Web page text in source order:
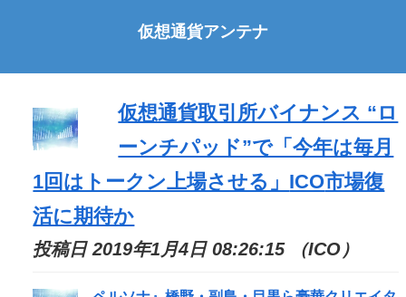
仮想通貨アンテナ
仮想通貨取引所バイナンス “ロ
ーンチパッド”で「今年は毎月
1回はトークン上場させる」 ICO市場復
活に期待か
投稿日 2019年1月4日 08:26:15 （ICO）